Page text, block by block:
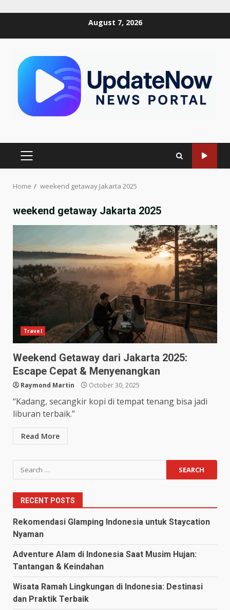
August 7, 2026
PRIMARY
Home weekend getaway Jakarta 2025
weekend getaway Jakarta 2025
Travel
Weekend Getaway dari Jakarta 2025:
Escape Cepat & Menyenangkan
Raymond Martin October 30, 2025
“Kadang, secangkir kopi di tempat tenang bisa jadi
liburan terbaik.”
Read More
Search
for:
RECENT POSTS
Rekomendasi Glamping Indonesia untuk Staycation
Nyaman
Adventure Alam di Indonesia Saat Musim Hujan:
Tantangan & Keindahan
Wisata Ramah Lingkungan di Indonesia: Destinasi
dan Praktik Terbaik